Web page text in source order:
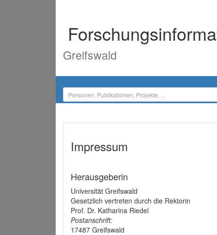
Greifswald
Impressum
Herausgeberin
Universität Greifswald
Gesetzlich vertreten durch die Rektorin
Prof. Dr. Katharina Riedel
Postanschrift:
17487 Greifswald